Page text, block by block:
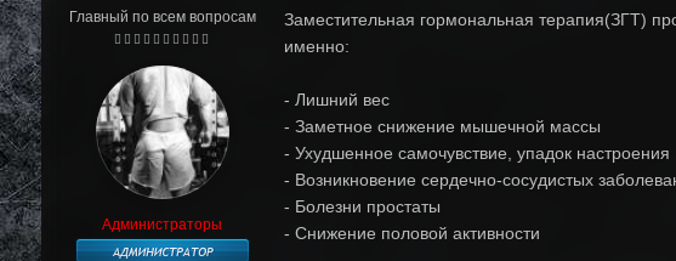
Главный по всем вопросам
Администраторы
Заместительная гормональная терапия(ЗГТ)
именно:
- Лишний вес
- Заметное снижение мышечной массы
- Ухудшенное самочувствие, упадок настроения
- Возникновение сердечно-сосудистых
- Болезни простаты
- Снижение половой активности